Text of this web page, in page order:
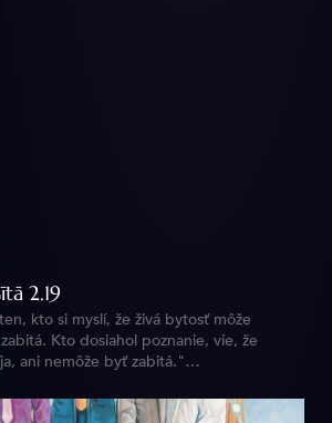
2.19
kto si myslí, že živá bytosť môže
Kto dosiahol poznanie, vie, že
ani nemôže byť zabitá."